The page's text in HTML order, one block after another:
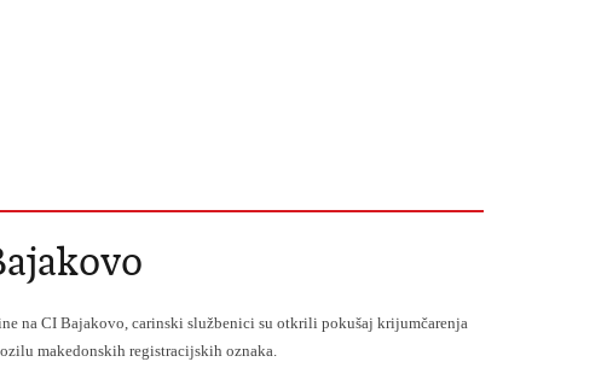
na CI Bajakovo, carinski službenici su otkrili pokušaj krijumčarenja
makedonskih registracijskih oznaka.